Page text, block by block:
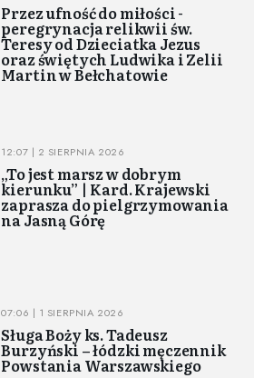
Przez ufność do miłości -
peregrynacja relikwii św.
Teresy od Dzieciatka Jezus
oraz świętych Ludwika i Zelii
Martin w Bełchatowie
12:07 | 2 SIERPNIA 2026
„To jest marsz w dobrym
kierunku” | Kard. Krajewski
zaprasza do pielgrzymowania
na Jasną Górę
07:06 | 1 SIERPNIA 2026
Sługa Boży ks. Tadeusz
Burzyński – łódzki męczennik
Powstania Warszawskiego